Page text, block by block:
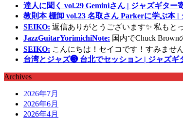
達人に聞く vol.29 Geminiさん | ジャズギター
教則本 棚卸 vol.23 名取さん Parkerに学ぶ本
SEIKO: 返信ありがとうございます✨ 私もと
JazzGuitarYorimichiNote: 国内でChuck
SEIKO: こんにちは！セイコです！すみませ
台湾とジャズ❸ 台北でセッション | ジャズギ
Archives
2026年7月
2026年6月
2026年4月